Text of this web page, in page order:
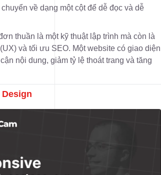
về dạng một cột để dễ đọc và dễ
thuần là một kỹ thuật lập trình mà còn là
và tối ưu SEO. Một website có giao diện
nội dung, giảm tỷ lệ thoát trang và tăng